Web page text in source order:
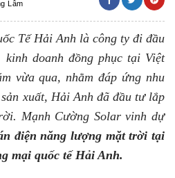
Lâm
Tế Hải Anh là công ty đi đầu
doanh đồng phục tại Việt
vừa qua, nhằm đáp ứng nhu
xuất, Hải Anh đã đầu tư lắp
Mạnh Cường Solar vinh dự
điện năng lượng mặt trời tại
mại quốc tế Hải Anh.